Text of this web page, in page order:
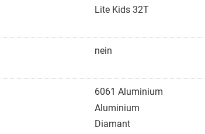
Lite Kids 32T
nein
6061 Aluminium
Aluminium
Diamant